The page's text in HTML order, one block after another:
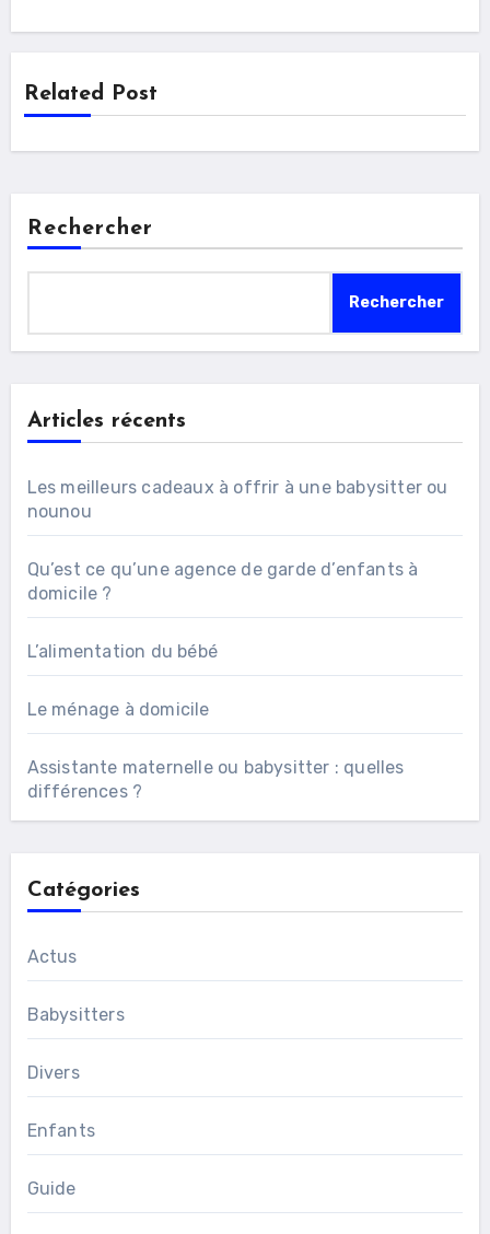
Related Post
Rechercher
Rechercher
Articles récents
Les meilleurs cadeaux à offrir à une babysitter ou
nounou
Qu’est ce qu’une agence de garde d’enfants à
domicile ?
L’alimentation du bébé
Le ménage à domicile
Assistante maternelle ou babysitter : quelles
différences ?
Catégories
Actus
Babysitters
Divers
Enfants
Guide